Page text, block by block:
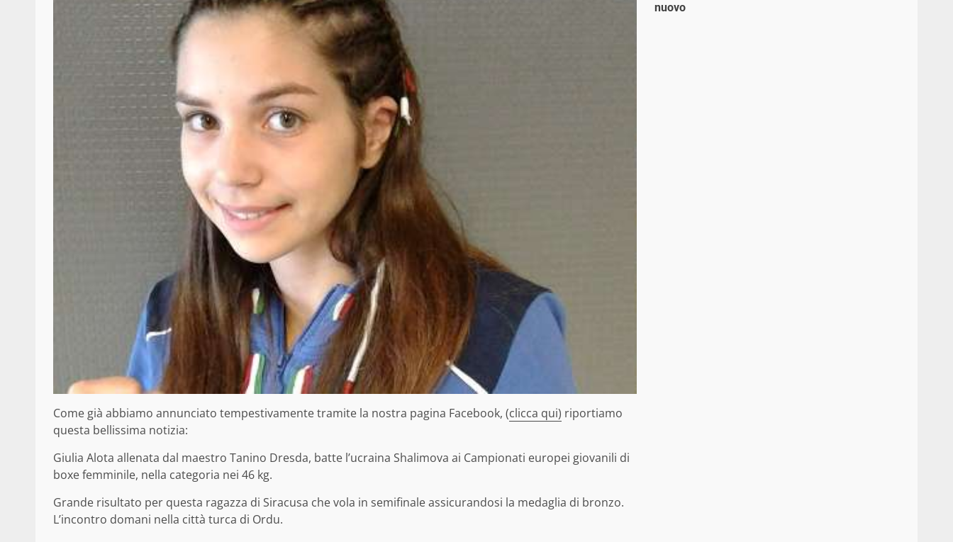
Come già abbiamo annunciato tempestivamente tramite la nostra pagina Facebook, (clicca qui) riportiamo
questa bellissima notizia:
Giulia Alota allenata dal maestro Tanino Dresda, batte l’ucraina Shalimova ai Campionati europei giovanili di
boxe femminile, nella categoria nei 46 kg.
Grande risultato per questa ragazza di Siracusa che vola in semifinale assicurandosi la medaglia di bronzo.
L’incontro domani nella città turca di Ordu.
nuovo